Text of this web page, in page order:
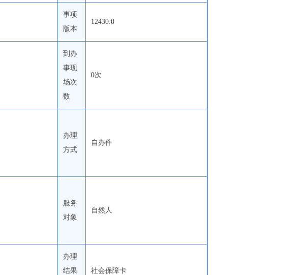
事项
版本
12430.0
到办
事现
场次
数
0次
办理
方式
自办件
服务
对象
自然人
办理
结果
社会保障卡